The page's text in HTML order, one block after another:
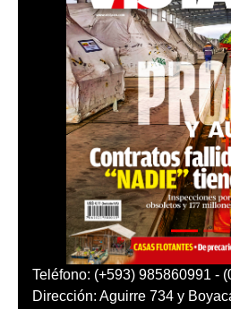
Teléfono: (+593) 985860991 -
Dirección: Aguirre 734 y